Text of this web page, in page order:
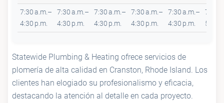
7:30 a.m.–
4:30 p.m.
7:30 a.m.–
4:30 p.m.
7:30 a.m.–
4:30 p.m.
7:30 a.m.–
4:30 p.m.
7:30 a.m.–
4:30 p.m.
7:30
5 p.m.
Statewide Plumbing & Heating ofrece servicios de
plomería de alta calidad en Cranston, Rhode Island. Los
clientes han elogiado su profesionalismo y eficacia,
destacando la atención al detalle en cada proyecto.